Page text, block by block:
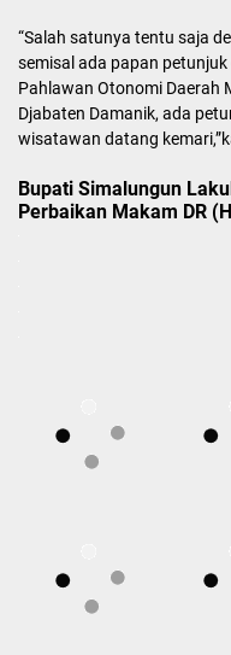
“Salah satunya tentu saja
semisal ada papan
Pahlawan Otonomi Daerah
Djabaten Damanik, ada
wisatawan datang
Bupati Simalungun
Perbaikan Makam DR